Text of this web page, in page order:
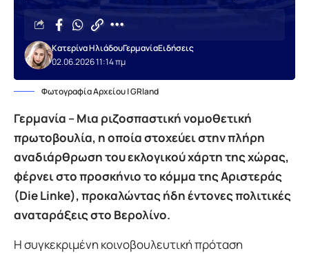
02.06.2026 11:14 πμ
Κατερίνα ΗλιάδουΓερμανίαΕιδήσεις
Φωτογραφία Αρχείου | GRland
Γερμανία – Μια ριζοσπαστική νομοθετική
πρωτοβουλία, η οποία στοχεύει στην πλήρη
αναδιάρθρωση του εκλογικού χάρτη της χώρας,
φέρνει στο προσκήνιο το κόμμα της Αριστεράς
(Die Linke), προκαλώντας ήδη έντονες πολιτικές
αναταράξεις στο Βερολίνο.
Η συγκεκριμένη κοινοβουλευτική πρόταση